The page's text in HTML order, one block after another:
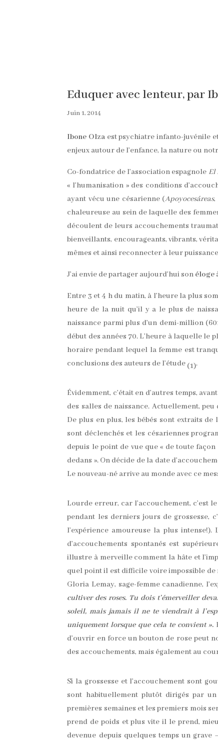
Eduquer avec lenteur, par
Juin 1, 2014
Ibone Olza est psychiatre infanto-juvénile
enjeux autour de l’enfance, la nature ou
Co-fondatrice de l’association espagnole El
« l’humanisation » des conditions
ayant vécu une césarienne (Apoyocesáreas,
chaleureuse au sein de laquelle des
découlent de leurs accouchements
bienveillants, encourageants, vibrants,
mêmes et ainsi reconnecter à leur
J’ai envie de partager aujourd’hui son éloge
Entre 3 et 4 h du matin, à l’heure la plus
heure de la nuit qu’il y a le plus de
naissance parmi plus d’un demi-million
début des années 70. L’heure à laquelle le
horaire pendant lequel la femme est
conclusions des auteurs de l’étude (1).
Évidemment, c’était en d’autres temps,
des salles de naissance. Actuellement,
De plus en plus, les bébés sont extraits de
sont déclenchés et les césariennes
depuis le point de vue que « de toute
dedans ». On décide de la date
Le nouveau-né arrive au monde avec ce
Lourde erreur, car l’accouchement, c’est
pendant les derniers jours de grossesse,
l’expérience amoureuse la plus
d’accouchements spontanés est
illustre à merveille comment la hâte et
quel point il est difficile voire impossible
Gloria Lemay, sage-femme canadienne,
cultiver des roses. Tu dois t’émerveiller
soleil, mais jamais il ne te viendrait à
uniquement lorsque que cela te convient ».
d’ouvrir en force un bouton de rose peut
des accouchements, mais également au
Si la grossesse et l’accouchement sont
sont habituellement plutôt dirigés par
premières semaines et les premiers mois
prend de poids et plus vite il le prend,
devenue depuis quelques temps un